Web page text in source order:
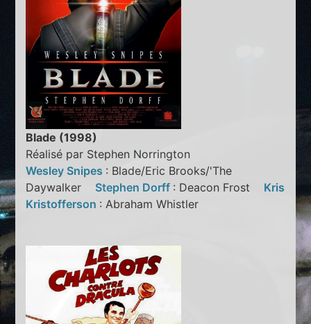
Blade (1998)
Réalisé par Stephen Norrington
Wesley Snipes : Blade/Eric Brooks/'The
Daywalker Stephen Dorff : Deacon Frost Kris
Kristofferson : Abraham Whistler